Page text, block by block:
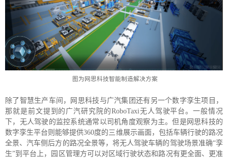
图为网思科技智能制造解决方案
除了智慧生产车间，网思科技与广汽集团还有另一个数字孪生项目，
那就是前文提到的广汽研究院的RoboTaxi无人驾驶平台。一般情况
下，无人驾驶的监控系统通常以司机角度观察为主。但是网思科技的
数字孪生平台则能够提供360度的三维展示画面，包括车辆行驶的路况
全景、汽车侧后方的路况全景等，将无人驾驶车辆的驾驶场景准确“孪
生”到平台上，园区管理方可以对区域行驶状态和路况有更全面、更准